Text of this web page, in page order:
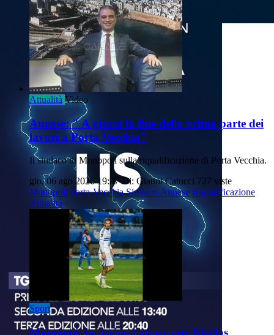
Attualità Video
Annese: " A giorni la fine della prima parte dei
lavori a Porta Vecchia"
Il sindaco di Monopoli sulla riqualificazione di Porta Vecchia.
gio, 06 ago 2026 19:37 Di: Gianni Catucci 727 viste
Monopoli Porta-Vecchia Sindaco-Annese Riqualificazione
Attualità
Sport
Monopoli: in arrivo l'attaccante Nicolas